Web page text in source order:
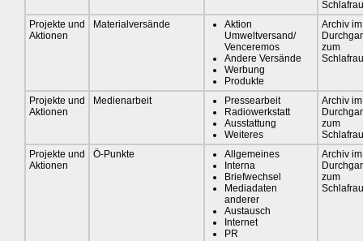
Projekte und
Aktionen
Materialversände
Aktion
Umweltversand/
Venceremos
Andere Versände
Werbung
Produkte
Archiv im
zum
Projekte und
Aktionen
Medienarbeit
Pressearbeit
Radiowerkstatt
Ausstattung
Weiteres
Archiv im
zum
Projekte und
Aktionen
Ö-Punkte
Allgemeines
Interna
Briefwechsel
Mediadaten
anderer
Austausch
Internet
PR
Archiv im
zum